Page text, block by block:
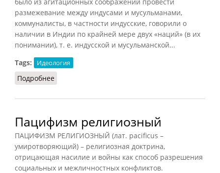
размежевание между индусами и мусульманами,
коммуналисты, в частности индусские, говорили о
наличии в Индии по крайней мере двух «наций» (в их
понимании), т. е. индусской и мусульманской...
Tags:
Идеология
Подробнее
Пацифизм религиозный
ПАЦИФИЗМ РЕЛИГИОЗНЫЙ (лат. pacificus –
умиротворяющий) – религиозная доктрина,
отрицающая насилие и войны как способ разрешения
социальных и межличностных конфликтов.